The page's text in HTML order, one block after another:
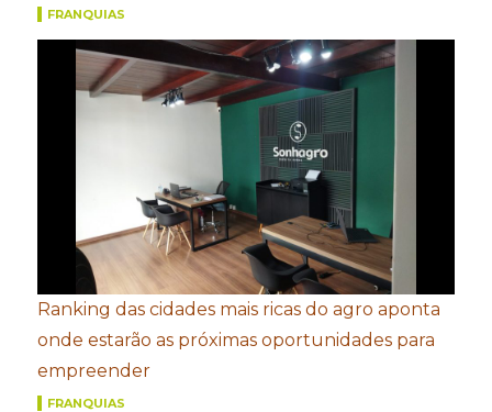
FRANQUIAS
Ranking das cidades mais ricas do agro aponta
onde estarão as próximas oportunidades para
empreender
FRANQUIAS